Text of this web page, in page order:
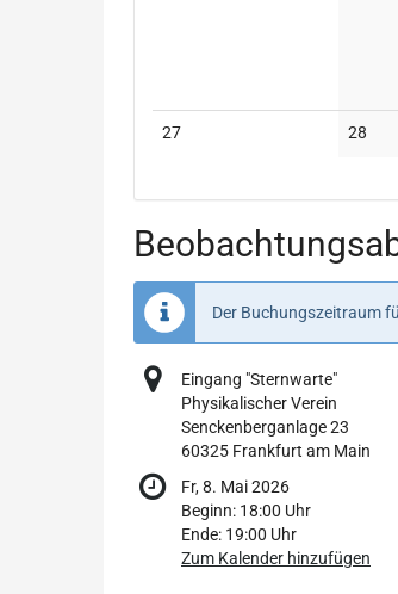
27Keine
28
Der Buchungszeitraum
Eingang "Sternwarte"
Physikalischer Verein
Senckenberganlage 23
60325 Frankfurt am Main
Fr, 8. Mai 2026
Beginn: 18:00 Uhr
Ende: 19:00 Uhr
Zum Kalender hinzufügen